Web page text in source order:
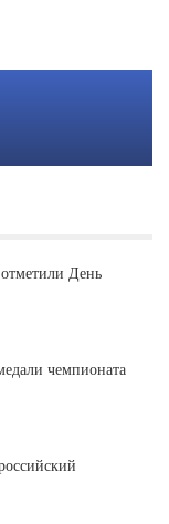
День
чемпионата